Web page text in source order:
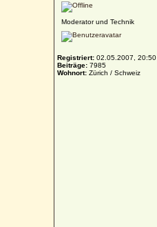
Moderator und Technik
Registriert: 02.05.2007, 20:50
Beiträge: 7985
Wohnort: Zürich / Schweiz